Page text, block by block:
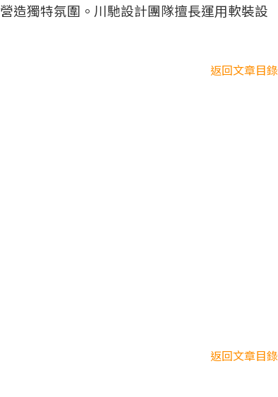
造獨特氛圍。川馳設計團隊擅長運用軟裝設
返回文章目錄
返回文章目錄